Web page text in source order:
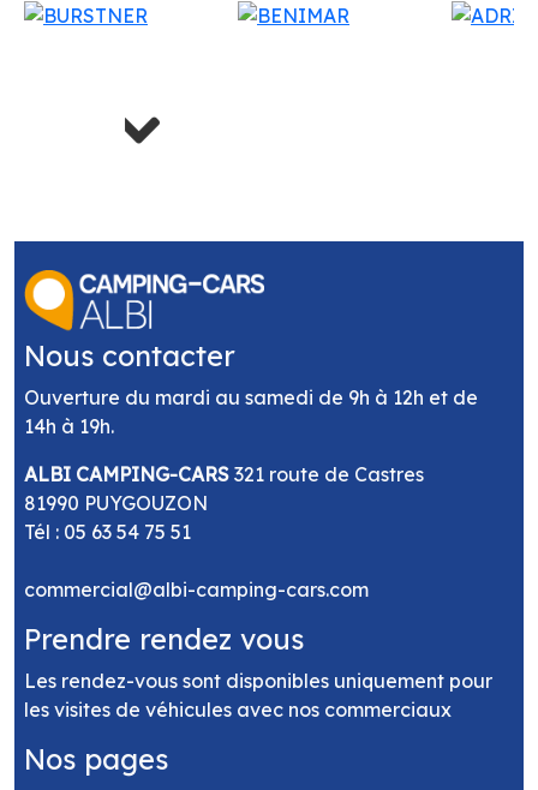
Nous contacter
Ouverture du mardi au samedi de 9h à 12h et de
14h à 19h.
ALBI CAMPING-CARS 321 route de Castres
81990 PUYGOUZON
Tél : 05 63 54 75 51
commercial@albi-camping-cars.com
Prendre rendez vous
Les rendez-vous sont disponibles uniquement pour
les visites de véhicules avec nos commerciaux
Nos pages